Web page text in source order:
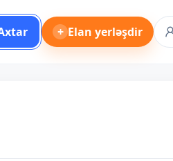
+ Elan yerləşdir